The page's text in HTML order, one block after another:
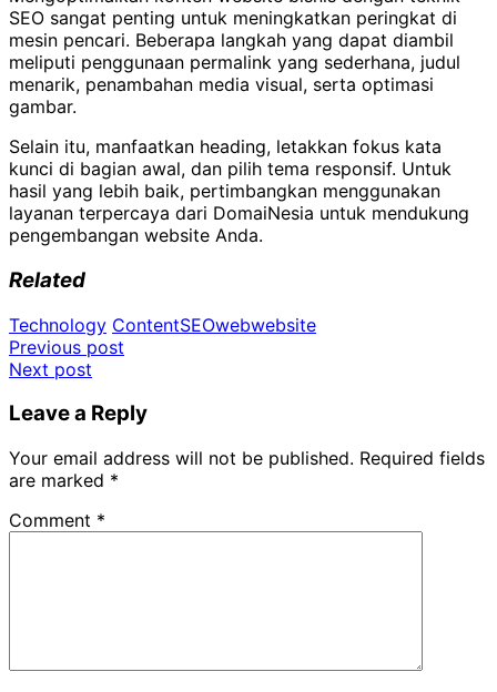
SEO sangat penting untuk meningkatkan peringkat di
mesin pencari. Beberapa langkah yang dapat diambil
meliputi penggunaan permalink yang sederhana, judul
menarik, penambahan media visual, serta optimasi
gambar.
Selain itu, manfaatkan heading, letakkan fokus kata
kunci di bagian awal, dan pilih tema responsif. Untuk
hasil yang lebih baik, pertimbangkan menggunakan
layanan terpercaya dari DomaiNesia untuk mendukung
pengembangan website Anda.
Related
Technology ContentSEOwebwebsite
Post
navigation
Previous post
Next post
Leave a Reply
Your email address will not be published. Required fields
are marked *
Comment *